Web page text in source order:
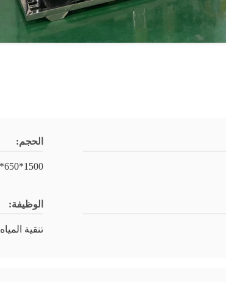
الحجم:
1500*650*1700
الوظيفة:
تنقية المياه